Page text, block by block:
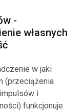
-
własnych
w jaki
(przeciążenia
i
funkcjonuje